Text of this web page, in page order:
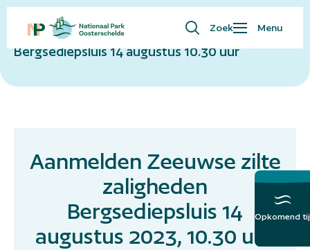
Zoek Menu
Over ons
English
Meer over het
Getij
Waar ben je naar op zoek?
Aanmelden Zeeuwse zilte zaligheden –
Bergsediepsluis 14 augustus 10.30 uur
Aanmelden Zeeuwse zilte
zaligheden
Bergsediepsluis 14
augustus 2023, 10.30 uur
Opkomend tij